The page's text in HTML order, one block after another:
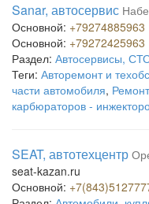
Sanar, автосервис
Основной: +79274885963
Основной: +79272425963
Раздел: Автосервисы,
Теги: Авторемонт и
части автомобиля,
карбюраторов -
SEAT, автотехцентр
seat-kazan.ru
Основной: